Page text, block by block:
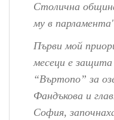
Столична
му в
Първи мой
месеци е
“Въртопо” за
Фандъкова и
София,